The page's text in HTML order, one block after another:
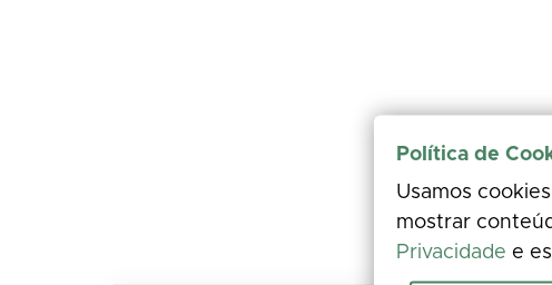
Política de
Usamos
mostrar
Privacidade e